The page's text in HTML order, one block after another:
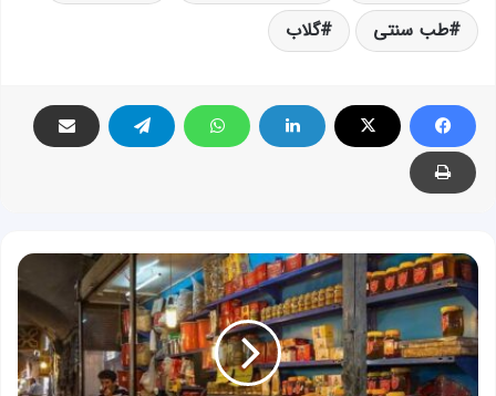
طب سنتی گلاب
عطاری
ها
اجازه
تجویز
دارو
ندارند